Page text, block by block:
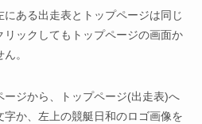
ある出走表とトップページは同じ
ックしてもトップページの画面か
。
ージから、トップページ(出走表)へ
か、左上の競艇日和のロゴ画像を